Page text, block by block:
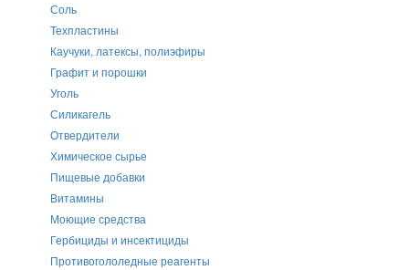
Соль
Техпластины
Каучуки, латексы, полиэфиры
Графит и порошки
Уголь
Силикагель
Отвердители
Химическое сырье
Пищевые добавки
Витамины
Моющие средства
Гербициды и инсектициды
Противогололедные реагенты